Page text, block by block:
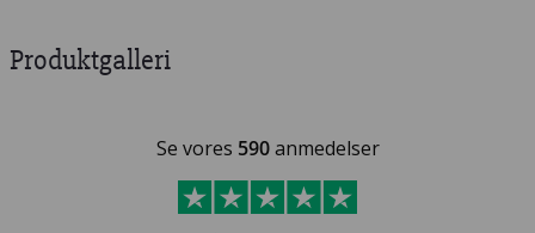
Produktgalleri
Se vores 590anmedelser